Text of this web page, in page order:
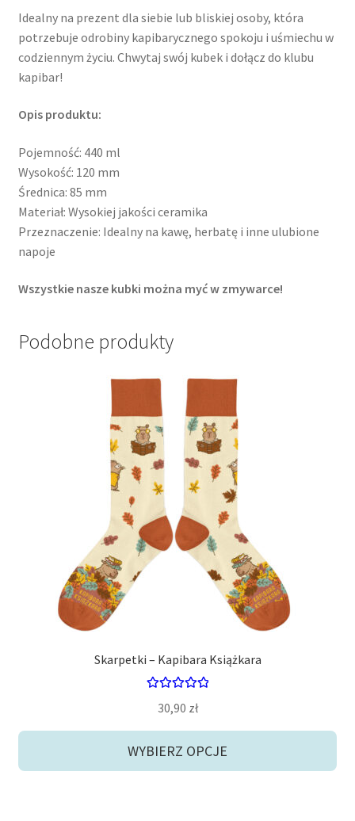
Idealny na prezent dla siebie lub bliskiej osoby, która
potrzebuje odrobiny kapibarycznego spokoju i uśmiechu w
codziennym życiu. Chwytaj swój kubek i dołącz do klubu
kapibar!
Opis produktu:
Pojemność: 440 ml
Wysokość: 120 mm
Średnica: 85 mm
Materiał: Wysokiej jakości ceramika
Przeznaczenie: Idealny na kawę, herbatę i inne ulubione
napoje
Wszystkie nasze kubki można myć w zmywarce!
Podobne produkty
Skarpetki – Kapibara Książkara
5.00
30,90 zł
WYBIERZ OPCJE
produktu